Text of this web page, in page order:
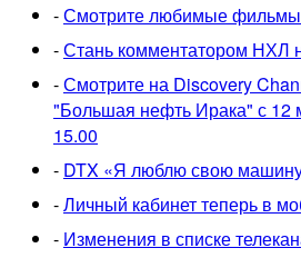
-Смотрите любимые фильмы
-Стань комментатором НХЛ
-Смотрите на Discovery
"Большая нефть Ирака" с 12
15.00
- DTX «Я люблю свою
-Личный кабинет теперь в
- Изменения в списке